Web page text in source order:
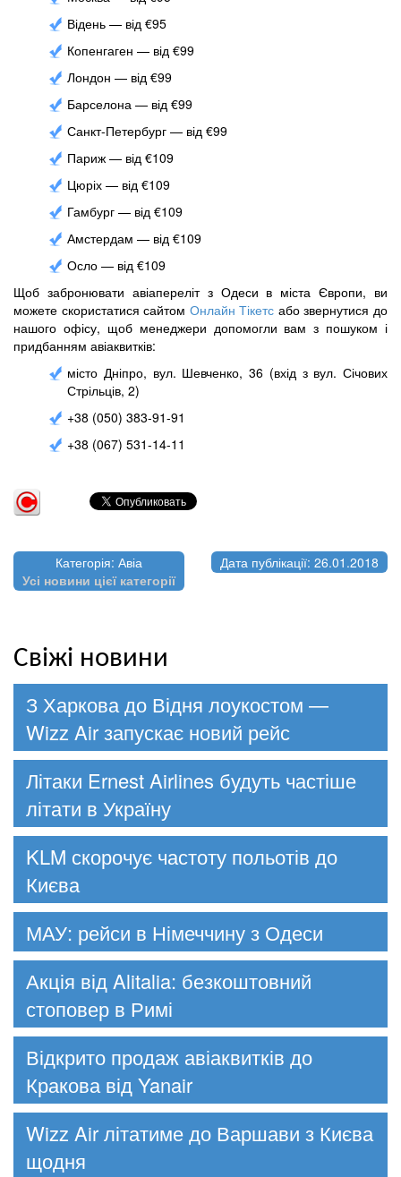
Відень — від €95
Копенгаген — від €99
Лондон — від €99
Барселона — від €99
Санкт-Петербург — від €99
Париж — від €109
Цюріх — від €109
Гамбург — від €109
Амстердам — ​​від €109
Осло — від €109
Щоб забронювати авіапереліт з Одеси в міста Європи, ви
можете скористатися сайтом Онлайн Тікетс або звернутися до
нашого офісу, щоб менеджери допомогли вам з пошуком і
придбанням авіаквитків:
місто Дніпро, вул. Шевченко, 36 (вхід з вул. Січових
Стрільців, 2)
+38 (050) 383-91-91
+38 (067) 531-14-11
Категорія: Авіа
Усі новини цієї категорії
Дата публікації: 26.01.2018
Свіжі новини
З Харкова до Відня лоукостом —
Wizz Air запускає новий рейс
Літаки Ernest Airlines будуть частіше
літати в Україну
KLM скорочує частоту польотів до
Києва
МАУ: рейси в Німеччину з Одеси
Акція від Alitalia: безкоштовний
стоповер в Римі
Відкрито продаж авіаквитків до
Кракова від Yanair
Wizz Air літатиме до Варшави з Києва
щодня